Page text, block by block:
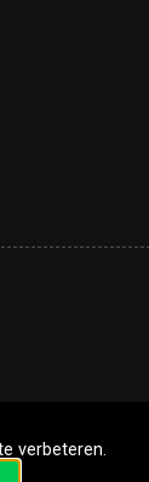
verbeteren.